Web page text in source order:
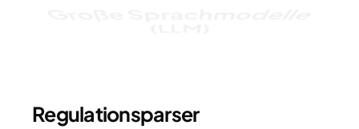
Regulationsparser